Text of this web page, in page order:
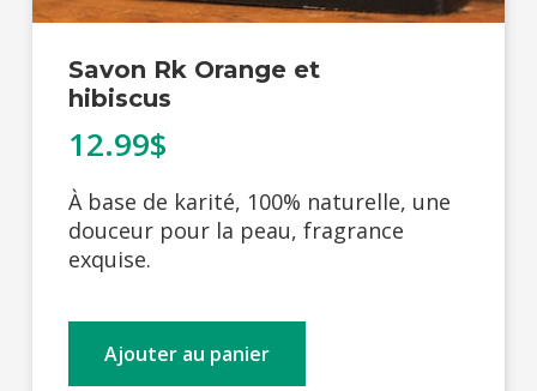
Savon Rk Orange et
hibiscus
12.99$
À base de karité, 100% naturelle, une
douceur pour la peau, fragrance
exquise.
Ajouter au panier